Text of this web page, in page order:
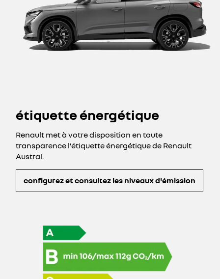
étiquette énergétique
Renault met à votre disposition en toute
transparence l’étiquette énergétique de Renault
Austral.
configurez et consultez les niveaux d'émission​